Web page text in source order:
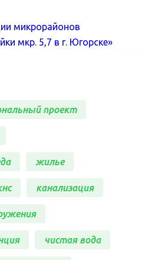
микрорайонов
мкр. 5,7 в г. Югорске»
проект
жилье
канализация
чистая вода